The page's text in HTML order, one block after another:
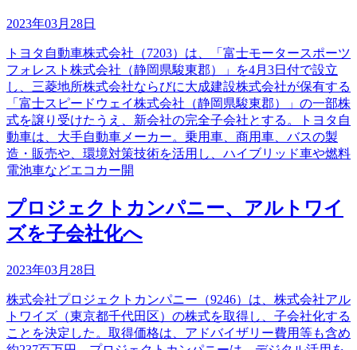
2023年03月28日
トヨタ自動車株式会社（7203）は、「富士モータースポーツ
フォレスト株式会社（静岡県駿東郡）」を4月3日付で設立
し、三菱地所株式会社ならびに大成建設株式会社が保有する
「富士スピードウェイ株式会社（静岡県駿東郡）」の一部株
式を譲り受けたうえ、新会社の完全子会社とする。トヨタ自
動車は、大手自動車メーカー。乗用車、商用車、バスの製
造・販売や、環境対策技術を活用し、ハイブリッド車や燃料
電池車などエコカー開
プロジェクトカンパニー、アルトワイ
ズを子会社化へ
2023年03月28日
株式会社プロジェクトカンパニー（9246）は、株式会社アル
トワイズ（東京都千代田区）の株式を取得し、子会社化する
ことを決定した。取得価格は、アドバイザリー費用等も含め